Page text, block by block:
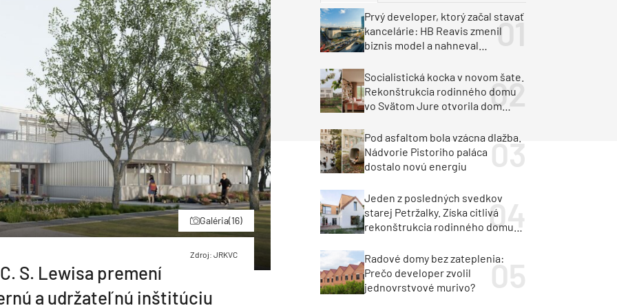
Interiérový dizajn Urbanizmus
Inžinierske siete
Solárne kolektory
Klimatizácia a vetranie
Stavebná technika
Bonusy Klubu ASB Manažérsky kurz Milan Murcka
Galéria(16)
Zdroj: JRKVC
S. Lewisa premení
a udržateľnú inštitúciu
Prvý developer, ktorý začal stavať
kancelárie: HB Reavis zmenil
biznis model a nahneval
Socialistická kocka v novom šate.
Rekonštrukcia rodinného domu
vo Svätom Jure otvorila dom
Pod asfaltom bola vzácna dlažba.
Nádvorie Pistoriho paláca
dostalo novú energiu
Jeden z posledných svedkov
starej Petržalky. Získa citlivá
rekonštrukcia rodinného domu
Radové domy bez zateplenia:
Prečo developer zvolil
jednovrstvové murivo?